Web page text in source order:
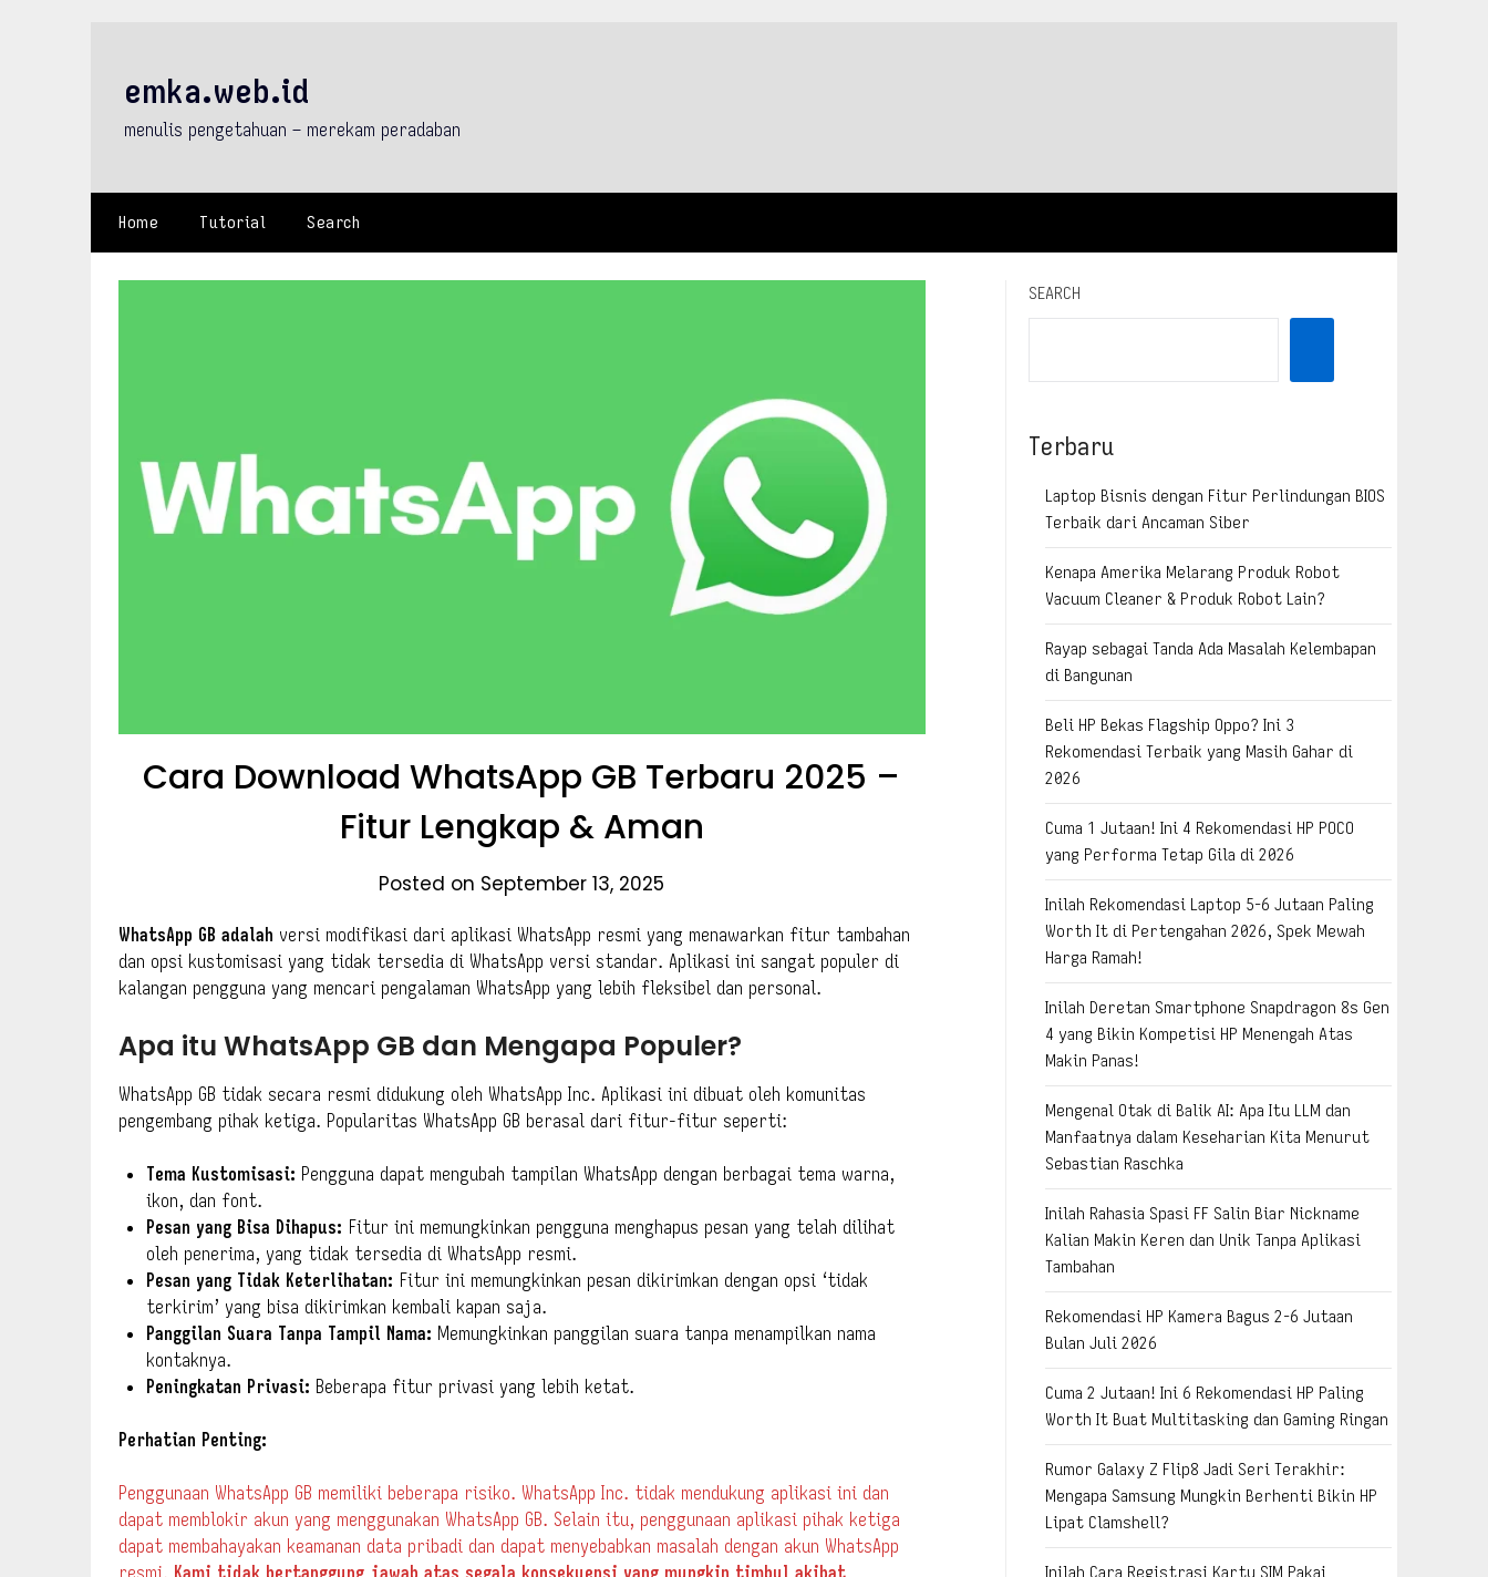
emka.web.id
menulis pengetahuan – merekam peradaban
Home Tutorial Search
Cara Download WhatsApp GB Terbaru 2025 –
Fitur Lengkap & Aman
Posted on September 13, 2025
WhatsApp GB adalah versi modifikasi dari aplikasi WhatsApp resmi yang menawarkan fitur tambahan
dan opsi kustomisasi yang tidak tersedia di WhatsApp versi standar. Aplikasi ini sangat populer di
kalangan pengguna yang mencari pengalaman WhatsApp yang lebih fleksibel dan personal.
Apa itu WhatsApp GB dan Mengapa Populer?
WhatsApp GB tidak secara resmi didukung oleh WhatsApp Inc. Aplikasi ini dibuat oleh komunitas
pengembang pihak ketiga. Popularitas WhatsApp GB berasal dari fitur-fitur seperti:
Tema Kustomisasi: Pengguna dapat mengubah tampilan WhatsApp dengan berbagai tema warna,
ikon, dan font.
Pesan yang Bisa Dihapus: Fitur ini memungkinkan pengguna menghapus pesan yang telah dilihat
oleh penerima, yang tidak tersedia di WhatsApp resmi.
Pesan yang Tidak Keterlihatan: Fitur ini memungkinkan pesan dikirimkan dengan opsi ‘tidak
terkirim’ yang bisa dikirimkan kembali kapan saja.
Panggilan Suara Tanpa Tampil Nama: Memungkinkan panggilan suara tanpa menampilkan nama
kontaknya.
Peningkatan Privasi: Beberapa fitur privasi yang lebih ketat.
Perhatian Penting:
Penggunaan WhatsApp GB memiliki beberapa risiko. WhatsApp Inc. tidak mendukung aplikasi ini dan
dapat memblokir akun yang menggunakan WhatsApp GB. Selain itu, penggunaan aplikasi pihak ketiga
dapat membahayakan keamanan data pribadi dan dapat menyebabkan masalah dengan akun WhatsApp
resmi. Kami tidak bertanggung jawab atas segala konsekuensi yang mungkin timbul akibat
SEARCH
Terbaru
Laptop Bisnis dengan Fitur Perlindungan BIOS
Terbaik dari Ancaman Siber
Kenapa Amerika Melarang Produk Robot
Vacuum Cleaner & Produk Robot Lain?
Rayap sebagai Tanda Ada Masalah Kelembapan
di Bangunan
Beli HP Bekas Flagship Oppo? Ini 3
Rekomendasi Terbaik yang Masih Gahar di
2026
Cuma 1 Jutaan! Ini 4 Rekomendasi HP POCO
yang Performa Tetap Gila di 2026
Inilah Rekomendasi Laptop 5-6 Jutaan Paling
Worth It di Pertengahan 2026, Spek Mewah
Harga Ramah!
Inilah Deretan Smartphone Snapdragon 8s Gen
4 yang Bikin Kompetisi HP Menengah Atas
Makin Panas!
Mengenal Otak di Balik AI: Apa Itu LLM dan
Manfaatnya dalam Keseharian Kita Menurut
Sebastian Raschka
Inilah Rahasia Spasi FF Salin Biar Nickname
Kalian Makin Keren dan Unik Tanpa Aplikasi
Tambahan
Rekomendasi HP Kamera Bagus 2-6 Jutaan
Bulan Juli 2026
Cuma 2 Jutaan! Ini 6 Rekomendasi HP Paling
Worth It Buat Multitasking dan Gaming Ringan
Rumor Galaxy Z Flip8 Jadi Seri Terakhir:
Mengapa Samsung Mungkin Berhenti Bikin HP
Lipat Clamshell?
Inilah Cara Registrasi Kartu SIM Pakai